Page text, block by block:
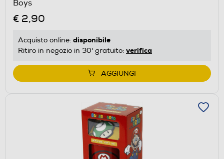
Boys
€ 2,90
Acquisto online: disponibile
Ritiro in negozio in 30' gratuito: verifica
AGGIUNGI